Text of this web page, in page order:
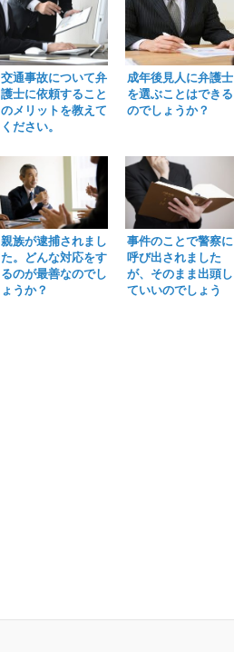
交通事故について弁
護士に依頼すること
のメリットを教えて
ください。
成年後見人に弁護士
を選ぶことはできる
のでしょうか？
親族が逮捕されまし
た。どんな対応をす
るのが最善なのでし
ょうか？
事件のことで警察に
呼び出されました
が、そのまま出頭し
ていいのでしょう